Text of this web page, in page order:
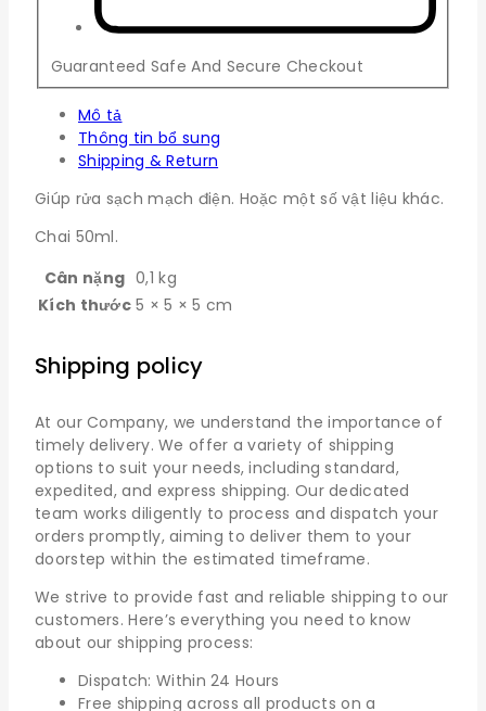
Guaranteed Safe And Secure Checkout
Mô tả
Thông tin bổ sung
Shipping & Return
Giúp rửa sạch mạch điện. Hoặc một số vật liệu khác.
Chai 50ml.
Cân nặng 0,1 kg
Kích thước 5 × 5 × 5 cm
Shipping policy
At our Company, we understand the importance of
timely delivery. We offer a variety of shipping
options to suit your needs, including standard,
expedited, and express shipping. Our dedicated
team works diligently to process and dispatch your
orders promptly, aiming to deliver them to your
doorstep within the estimated timeframe.
We strive to provide fast and reliable shipping to our
customers. Here’s everything you need to know
about our shipping process:
Dispatch: Within 24 Hours
Free shipping across all products on a